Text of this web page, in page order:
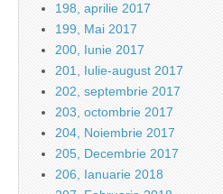
198, aprilie 2017
199, Mai 2017
200, Iunie 2017
201, Iulie-august 2017
202, septembrie 2017
203, octombrie 2017
204, Noiembrie 2017
205, Decembrie 2017
206, Ianuarie 2018